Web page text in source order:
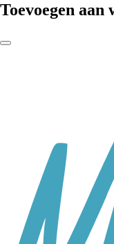
Toevoegen aan